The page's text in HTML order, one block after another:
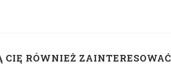
CIĘ RÓWNIEŻ ZAINTERESOWAĆ